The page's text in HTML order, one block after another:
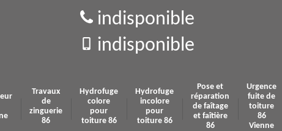
indisponible
indisponible
Travaux
de
zinguerie
86
Hydrofuge
colore
pour
toiture 86
Hydrofuge
incolore
pour
toiture 86
Pose et
réparation
de faîtage
et faîtière
86
Urgence
fuite de
toiture
86
Vienne